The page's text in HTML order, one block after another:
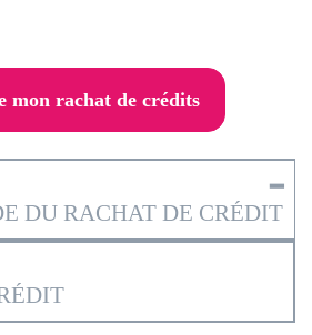
mon rachat de crédits
━
DU RACHAT DE CRÉDIT